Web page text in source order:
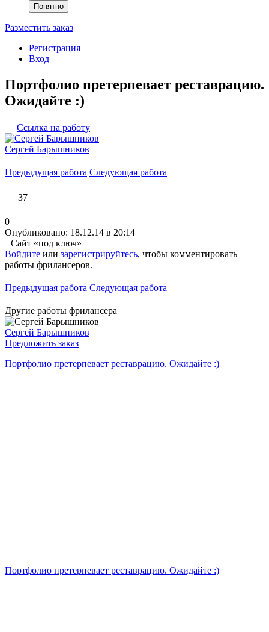
Понятно
Разместить заказ
Регистрация
Вход
Портфолио претерпевает реставрацию.
Ожидайте :)
Ссылка на работу
Сергей Барышников
Предыдущая работа Следующая работа
37
0
Опубликовано: 18.12.14 в 20:14
Сайт «под ключ»
Войдите или зарегистрируйтесь, чтобы комментировать
работы фрилансеров.
Предыдущая работа Следующая работа
Другие работы фрилансера
Сергей Барышников
Предложить заказ
Портфолио претерпевает реставрацию. Ожидайте :)
Портфолио претерпевает реставрацию. Ожидайте :)